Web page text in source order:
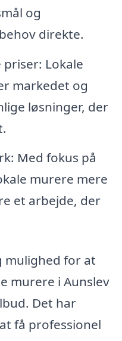
og
direkte.
Lokale
markedet og
løsninger, der
Med fokus på
murere mere
et arbejde, der
mulighed for at
murere i Aunslev
Det har
få professionel